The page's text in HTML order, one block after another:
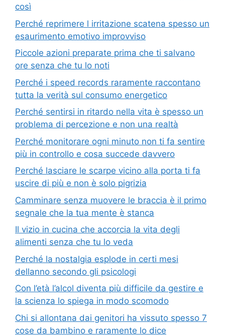
così
Perché reprimere l irritazione scatena spesso un
esaurimento emotivo improvviso
Piccole azioni preparate prima che ti salvano
ore senza che tu lo noti
Perché i speed records raramente raccontano
tutta la verità sul consumo energetico
Perché sentirsi in ritardo nella vita è spesso un
problema di percezione e non una realtà
Perché monitorare ogni minuto non ti fa sentire
più in controllo e cosa succede davvero
Perché lasciare le scarpe vicino alla porta ti fa
uscire di più e non è solo pigrizia
Camminare senza muovere le braccia è il primo
segnale che la tua mente è stanca
Il vizio in cucina che accorcia la vita degli
alimenti senza che tu lo veda
Perché la nostalgia esplode in certi mesi
dellanno secondo gli psicologi
Con l’età l’alcol diventa più difficile da gestire e
la scienza lo spiega in modo scomodo
Chi si allontana dai genitori ha vissuto spesso 7
cose da bambino e raramente lo dice